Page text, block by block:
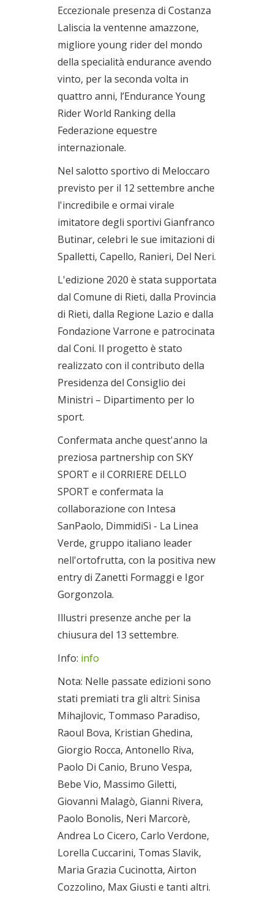
Eccezionale presenza di Costanza
Laliscia la ventenne amazzone,
migliore young rider del mondo
della specialità endurance avendo
vinto, per la seconda volta in
quattro anni, l’Endurance Young
Rider World Ranking della
Federazione equestre
internazionale.
Nel salotto sportivo di Meloccaro
previsto per il 12 settembre anche
l'incredibile e ormai virale
imitatore degli sportivi Gianfranco
Butinar, celebri le sue imitazioni di
Spalletti, Capello, Ranieri, Del Neri.
L'edizione 2020 è stata supportata
dal Comune di Rieti, dalla Provincia
di Rieti, dalla Regione Lazio e dalla
Fondazione Varrone e patrocinata
dal Coni. Il progetto è stato
realizzato con il contributo della
Presidenza del Consiglio dei
Ministri – Dipartimento per lo
sport.
Confermata anche quest'anno la
preziosa partnership con SKY
SPORT e il CORRIERE DELLO
SPORT e confermata la
collaborazione con Intesa
SanPaolo, DimmidiSì - La Linea
Verde, gruppo italiano leader
nell'ortofrutta, con la positiva new
entry di Zanetti Formaggi e Igor
Gorgonzola.
Illustri presenze anche per la
chiusura del 13 settembre.
Info: info
Nota: Nelle passate edizioni sono
stati premiati tra gli altri: Sinisa
Mihajlovic, Tommaso Paradiso,
Raoul Bova, Kristian Ghedina,
Giorgio Rocca, Antonello Riva,
Paolo Di Canio, Bruno Vespa,
Bebe Vio, Massimo Giletti,
Giovanni Malagò, Gianni Rivera,
Paolo Bonolis, Neri Marcorè,
Andrea Lo Cicero, Carlo Verdone,
Lorella Cuccarini, Tomas Slavik,
Maria Grazia Cucinotta, Airton
Cozzolino, Max Giusti e tanti altri.